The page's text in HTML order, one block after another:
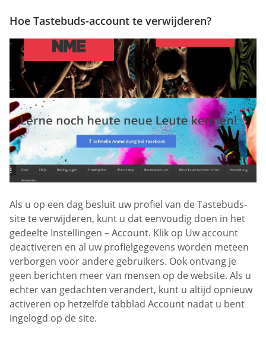
Hoe Tastebuds-account te verwijderen?
Als u op een dag besluit uw profiel van de Tastebuds-
site te verwijderen, kunt u dat eenvoudig doen in het
gedeelte Instellingen – Account. Klik op Uw account
deactiveren en al uw profielgegevens worden meteen
verborgen voor andere gebruikers. Ook ontvang je
geen berichten meer van mensen op de website. Als u
echter van gedachten verandert, kunt u altijd opnieuw
activeren op hetzelfde tabblad Account nadat u bent
ingelogd op de site.